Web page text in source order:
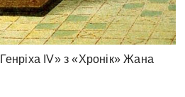
IV» з «Хронік» Жана